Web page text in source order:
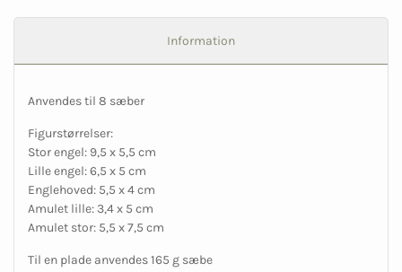
Information
Anvendes til 8 sæber
Figurstørrelser:
Stor engel: 9,5 x 5,5 cm
Lille engel: 6,5 x 5 cm
Englehoved: 5,5 x 4 cm
Amulet lille: 3,4 x 5 cm
Amulet stor: 5,5 x 7,5 cm
Til en plade anvendes 165 g sæbe